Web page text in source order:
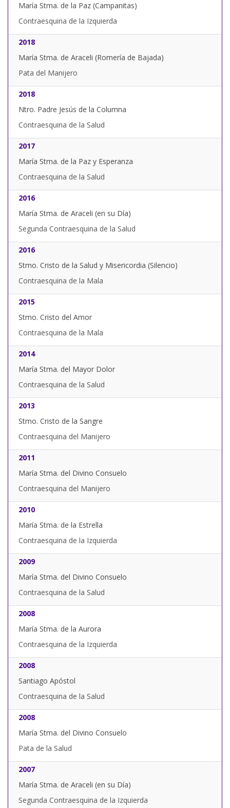
María Stma. de la Paz (Campanitas)
Contraesquina de la Izquierda
2018
María Stma. de Araceli (Romería de Bajada)
Pata del Manijero
2018
Ntro. Padre Jesús de la Columna
Contraesquina de la Salud
2017
María Stma. de la Paz y Esperanza
Contraesquina de la Salud
2016
María Stma. de Araceli (en su Día)
Segunda Contraesquina de la Salud
2016
Stmo. Cristo de la Salud y Misericordia (Silencio)
Contraesquina de la Mala
2015
Stmo. Cristo del Amor
Contraesquina de la Mala
2014
María Stma. del Mayor Dolor
Contraesquina de la Salud
2013
Stmo. Cristo de la Sangre
Contraesquina del Manijero
2011
María Stma. del Divino Consuelo
Contraesquina del Manijero
2010
María Stma. de la Estrella
Contraesquina de la Izquierda
2009
María Stma. del Divino Consuelo
Contraesquina de la Salud
2008
María Stma. de la Aurora
Contraesquina de la Izquierda
2008
Santiago Apóstol
Contraesquina de la Salud
2008
María Stma. del Divino Consuelo
Pata de la Salud
2007
María Stma. de Araceli (en su Día)
Segunda Contraesquina de la Izquierda